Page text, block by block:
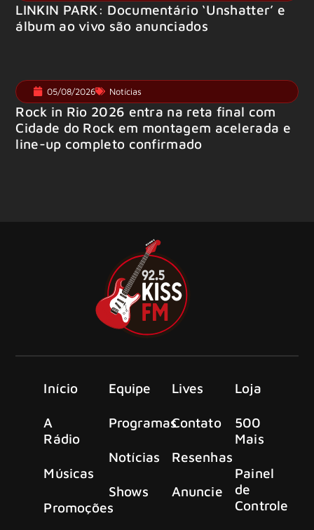
LINKIN PARK: Documentário ‘Unshatter’ e
álbum ao vivo são anunciados
05/08/2026 Notícias
Rock in Rio 2026 entra na reta final com
Cidade do Rock em montagem acelerada e
line-up completo confirmado
Início
A
Rádio
Músicas
Promoções
Equipe
Programas
Notícias
Shows
Lives
Contato
Resenhas
Anuncie
Loja
500
Mais
Painel
de
Controle